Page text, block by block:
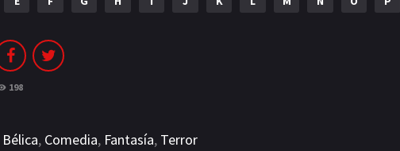
198
Bélica, Comedia, Fantasía, Terror